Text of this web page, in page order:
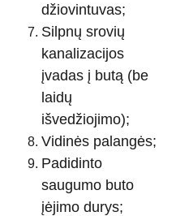
džiovintuvas;
Silpnų srovių
kanalizacijos
įvadas į butą (be
laidų
išvedžiojimo);
Vidinės palangės;
Padidinto
saugumo buto
įėjimo durys;